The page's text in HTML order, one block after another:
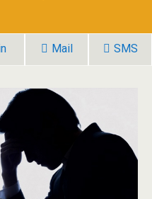
Mail SMS